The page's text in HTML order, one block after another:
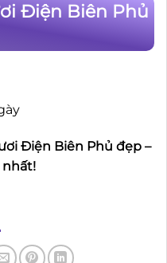
Điện Biên Phủ
Điện Biên Phủ đẹp –
nhất!